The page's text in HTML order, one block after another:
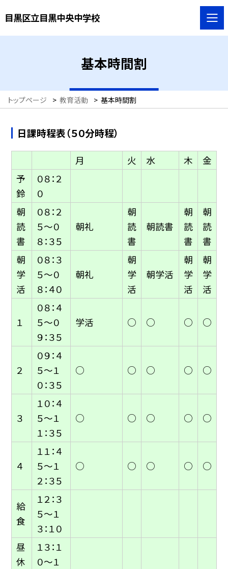
目黒区立目黒中央中学校
基本時間割
トップページ > 教育活動 > 基本時間割
日課時程表（５０分時程）
月 火 水 木
金
予
鈴
０８：２
０
朝
読
書
０８：２
５〜０
８：３５
朝礼
朝
読
書
朝読書
朝
読
書
朝
読
書
朝
学
活
０８：３
５〜０
８：４０
朝礼
朝
学
活
朝学活
朝
学
活
朝
学
活
１
０８：４
５〜０
９：３５
学活 ○ ○ ○ ○
２
０９：４
５〜１
０：３５
○ ○ ○ ○ ○
３
１０：４
５〜１
１：３５
○ ○ ○ ○ ○
４
１１：４
５〜１
２：３５
○ ○ ○ ○ ○
給
食
１２：３
５〜１
３：１０
昼
休
１３：１
０〜１